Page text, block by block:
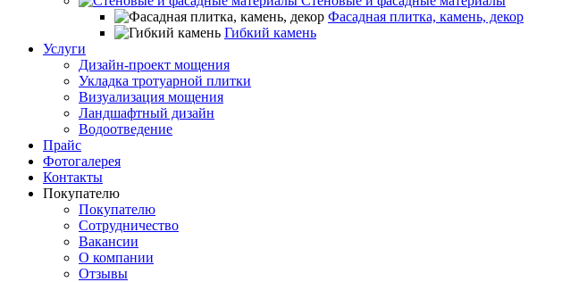
Фасадная плитка, камень, декор
Гибкий камень
Услуги
Дизайн-проект мощения
Укладка тротуарной плитки
Визуализация мощения
Ландшафтный дизайн
Водоотведение
Прайс
Фотогалерея
Контакты
Покупателю
Покупателю
Сотрудничество
Вакансии
О компании
Отзывы